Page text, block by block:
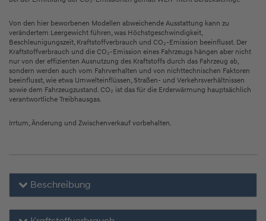
Von den hier beworbenen Modellen abweichende Ausstattung kann zu
verändertem Leergewicht führen, was Höchstgeschwindigkeit,
Beschleunigungszeit, Kraftstoffverbrauch und CO₂-Emission beeinflusst. Der
Kraftstoffverbrauch und die CO₂-Emission eines Fahrzeugs hängen aber nicht
nur von der effizienten Ausnutzung des Kraftstoffs durch das Fahrzeug ab,
sondern werden auch vom Fahrverhalten und von nichttechnischen Faktoren
beeinflusst, wie etwa Umwelteinflüssen, Straßen- und Verkehrsverhältnissen
sowie dem Fahrzeugzustand. CO₂ ist das für die Erderwärmung hauptsächlich
verantwortliche Treibhausgas.
Irrtum, Änderung und Zwischenverkauf vorbehalten.
Beschreibung